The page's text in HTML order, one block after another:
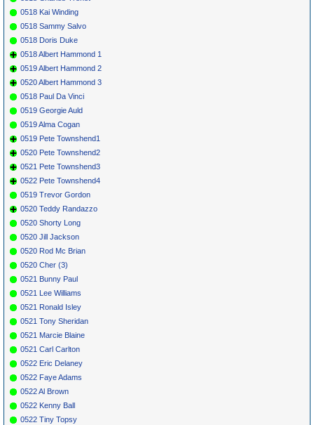
0518 Kai Winding
0518 Sammy Salvo
0518 Doris Duke
0518 Albert Hammond 1
0519 Albert Hammond 2
0520 Albert Hammond 3
0518 Paul Da Vinci
0519 Georgie Auld
0519 Alma Cogan
0519 Pete Townshend1
0520 Pete Townshend2
0521 Pete Townshend3
0522 Pete Townshend4
0519 Trevor Gordon
0520 Teddy Randazzo
0520 Shorty Long
0520 Jill Jackson
0520 Rod Mc Brian
0520 Cher (3)
0521 Bunny Paul
0521 Lee Williams
0521 Ronald Isley
0521 Tony Sheridan
0521 Marcie Blaine
0521 Carl Carlton
0522 Eric Delaney
0522 Faye Adams
0522 Al Brown
0522 Kenny Ball
0522 Tiny Topsy